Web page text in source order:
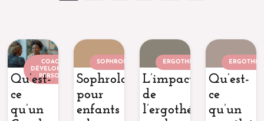
COACH EN
DÉVELOPPEMENT
PERSONNEL
Qu’est-
ce
qu’un
SOPHROLOGUE
Sophrologie
pour
enfants
ERGOTHÉRAPEUTE
L’impact
de
l’ergothérapie
Qu’est-
ce
qu’un